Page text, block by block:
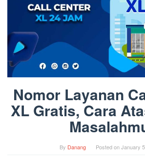
Nomor Layanan
XL Gratis, Cara
By Danang Posted onJanuary